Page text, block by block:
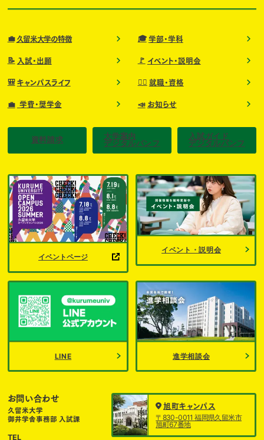
💼 久留米大学の特徴 🎓 学部・学科
📝 入試・出願 🚩 イベント・説明会
🎒 キャンパスライフ 🧑‍⚕️ 就職・資格
💼 学費・奨学金 📣 お知らせ
資料請求
大学案内
デジタルパンフ
入試ガイド
デジタルパンフ
イベントページ
イベント・説明会
LINE 進学相談会
お問い合わせ
久留米大学
御井学舎事務部 入試課
TEL
旭町キャンパス
〒830-0011 福岡県久留米市
旭町67番地